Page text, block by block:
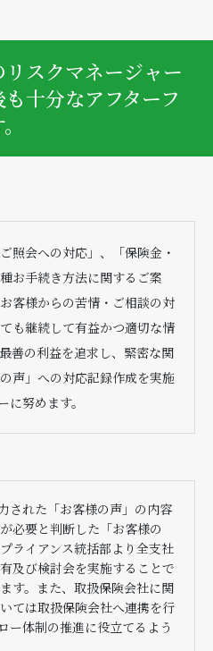
スクマネージャー
十分なアフターフ
照会への対応」、「保険金・
お手続き方法に関するご案
客様からの苦情・ご相談の対
も継続して有益かつ適切な情
善の利益を追求し、緊密な関
声」への対応記録作成を実施
に努めます。
れた「お客様の声」の内容
必要と判断した「お客様の
ライアンス統括部より全支社
及び検討会を実施することで
す。また、取扱保険会社に関
ては取扱保険会社へ連携を行
ー体制の推進に役立てるよう